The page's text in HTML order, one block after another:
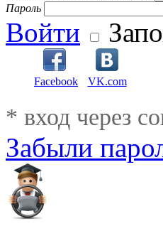
Пароль
Войти
Facebook VK.com
* вход через
Забыли